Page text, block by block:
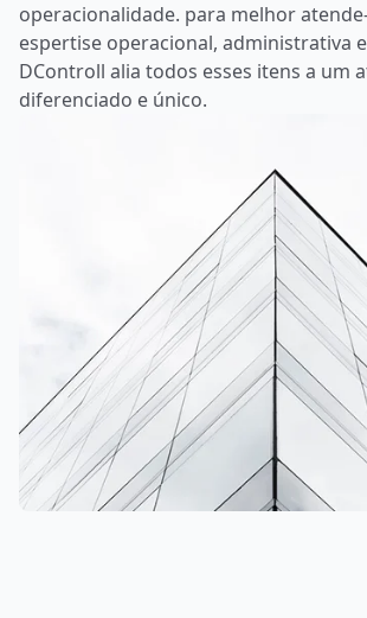
operacionalidade. para melhor
espertise operacional, administrativa
DControll alia todos esses itens a um
diferenciado e único.